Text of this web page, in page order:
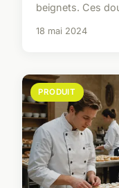
beignets. Ces
18 mai 2024
PRODUIT